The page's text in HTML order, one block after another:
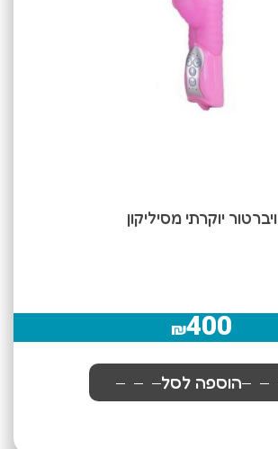
ויברטור יוקרתי מסיליקון
₪400
הוספה לסל